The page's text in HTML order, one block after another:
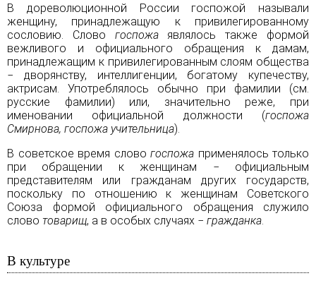
В дореволюционной России госпожой называли
женщину, принадлежащую к привилегированному
сословию. Слово госпожаявлялось также формой
вежливого и официального обращения к дамам,
принадлежащим к привилегированным слоям общества
− дворянству, интеллигенции, богатому купечеству,
актрисам. Употреблялось обычно при фамилии (см.
русские фамилии) или, значительно реже, при
именовании официальной должности (госпожа
Смирнова, госпожа учительница).
В советское время слово госпожа применялось только
при обращении к женщинам − официальным
представителям или гражданам других государств,
поскольку по отношению к женщинам Советского
Союза формой официального обращения служило
слово товарищ, а в особых случаях − гражданка.
В культуре